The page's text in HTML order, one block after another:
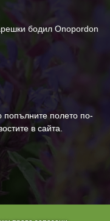
бодил Onopordon
попълните полето по-
в сайта.